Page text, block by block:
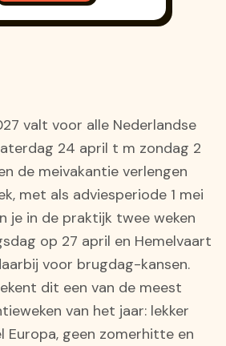
valt voor alle Nederlandse
24 april t m zondag 2
de meivakantie verlengen
met als adviesperiode 1 mei
je in de praktijk twee weken
op 27 april en Hemelvaart
voor brugdag-kansen.
dit een van de meest
van het jaar: lekker
Europa, geen zomerhitte en